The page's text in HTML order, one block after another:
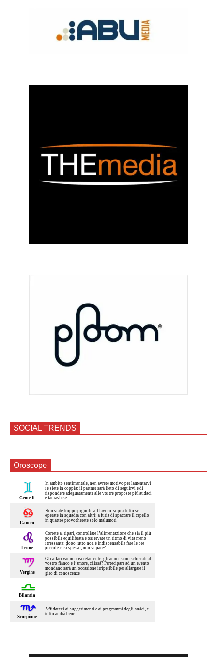
SOCIAL TRENDS
Oroscopo